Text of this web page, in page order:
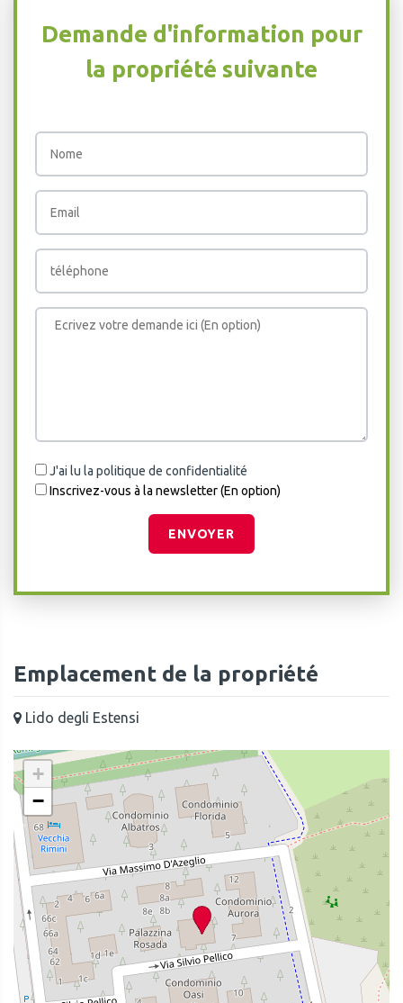
Demande d'information pour
la propriété suivante
J'ai lu la politique de confidentialité
Inscrivez-vous à la newsletter (En option)
ENVOYER
Emplacement de la propriété
Lido degli Estensi
+
−